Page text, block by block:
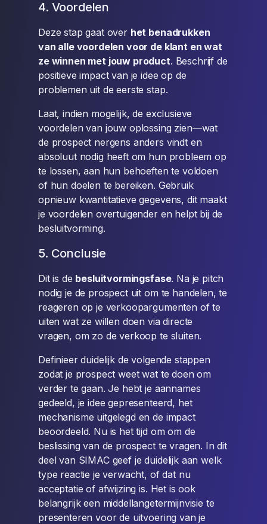
4. Voordelen
Deze stap gaat over het benadrukken
van alle voordelen voor de klant en wat
ze winnen met jouw product. Beschrijf de
positieve impact van je idee op de
problemen uit de eerste stap.
Laat, indien mogelijk, de exclusieve
voordelen van jouw oplossing zien—wat
de prospect nergens anders vindt en
absoluut nodig heeft om hun probleem op
te lossen, aan hun behoeften te voldoen
of hun doelen te bereiken. Gebruik
opnieuw kwantitatieve gegevens, dit maakt
je voordelen overtuigender en helpt bij de
besluitvorming.
5. Conclusie
Dit is de besluitvormingsfase. Na je pitch
nodig je de prospect uit om te handelen, te
reageren op je verkoopargumenten of te
uiten wat ze willen doen via directe
vragen, om zo de verkoop te sluiten.
Definieer duidelijk de volgende stappen
zodat je prospect weet wat te doen om
verder te gaan. Je hebt je aannames
gedeeld, je idee gepresenteerd, het
mechanisme uitgelegd en de impact
beoordeeld. Nu is het tijd om om de
beslissing van de prospect te vragen. In dit
deel van SIMAC geef je duidelijk aan welk
type reactie je verwacht, of dat nu
acceptatie of afwijzing is. Het is ook
belangrijk een middellangetermijnvisie te
presenteren voor de uitvoering van je